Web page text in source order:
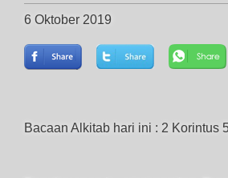
6 Oktober 2019
Bacaan Alkitab hari ini : 2 Korintus